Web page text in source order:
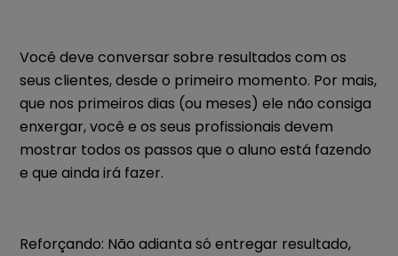
Você deve conversar sobre resultados com os
seus clientes, desde o primeiro momento. Por mais,
que nos primeiros dias (ou meses) ele não consiga
enxergar, você e os seus profissionais devem
mostrar todos os passos que o aluno está fazendo
e que ainda irá fazer.
Reforçando: Não adianta só entregar resultado,